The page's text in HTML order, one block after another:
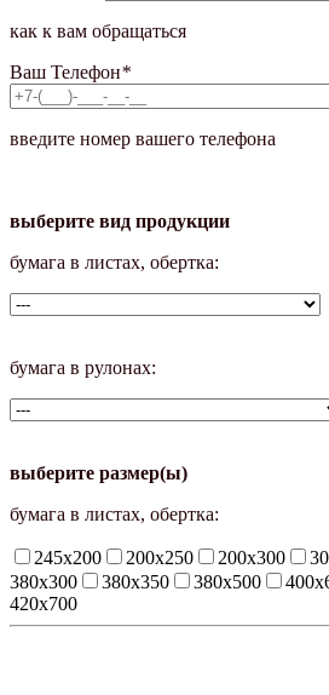
как к вам обращаться
Ваш Телефон*
введите номер вашего телефона
выберите вид продукции
бумага в листах, обертка:
бумага в рулонах:
выберите размер(ы)
бумага в листах, обертка:
245х200 200х250 200х300
380х300
380х350 380х500
420х700